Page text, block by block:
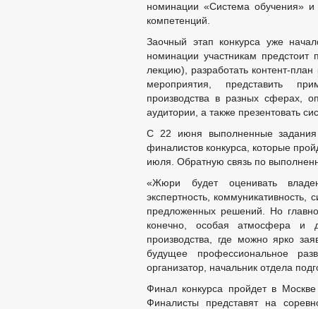
номинации «Система обучения» и
компетенций.
Заочный этап конкурса уже
номинации участникам
лекцию), разработать контент-
мероприятия, представить
производства в разных сферах,
аудитории, а также презентовать
С 22 июня выполненные
финалистов конкурса, которые
июля. Обратную связь по
«Жюри будет оценивать
экспертность,
предложенных решений. Но
конечно, особая атмосфера и
производства, где можно ярко
будущее профессиональное
организатор, начальник отдела
Финал конкурса пройдет в
Финалисты представят на